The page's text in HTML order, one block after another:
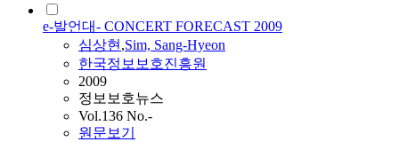
e-발언대- CONCERT FORECAST 2009
심상현,Sim, Sang-Hyeon
한국정보보호진흥원
2009
정보보호뉴스
Vol.136 No.-
원문보기